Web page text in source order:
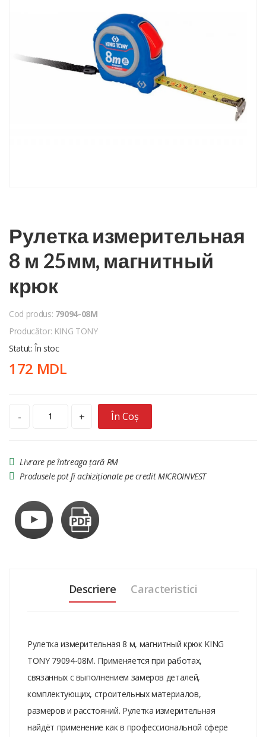
Рулетка измерительная
8 м 25мм, магнитный
крюк
Cod produs: 79094-08M
Producător: KING TONY
Statut: În stoc
172 MDL
- + În Coș
Livrare pe întreaga țară RM
Produsele pot fi achiziționate pe credit MICROINVEST
Descriere Caracteristici
Рулетка измерительная 8 м, магнитный крюк KING
TONY 79094-08M. Применяется при работах,
связанных с выполнением замеров деталей,
комплектующих, строительных материалов,
размеров и расстояний. Рулетка измерительная
найдёт применение как в профессиональной сфере